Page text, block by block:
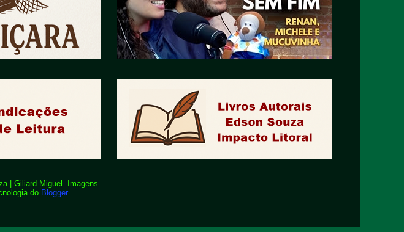
| Giliard Miguel. Imagens
do Blogger.